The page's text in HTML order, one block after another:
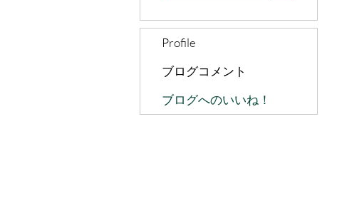
Profile
ブログコメント
ブログへのいいね！